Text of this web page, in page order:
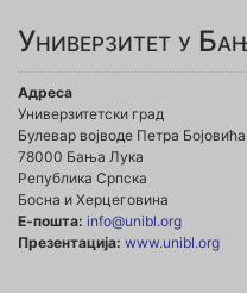
Универзитет у
Адреса
Универзитетски град
Булевар војводе Петра
78000 Бања Лука
Република Српска
Босна и Херцеговина
Е-пошта: info@unibl.org
Презентација: www.unibl.org